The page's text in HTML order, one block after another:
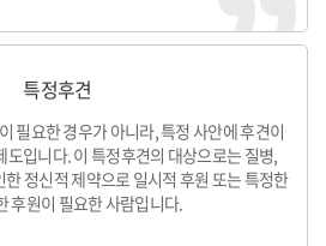
특정후견
필요한 경우가 아니라, 특정 사안에 후견이
도입니다. 이 특정후견의 대상으로는 질병,
정신적 제약으로 일시적 후원 또는 특정한
후원이 필요한 사람입니다.